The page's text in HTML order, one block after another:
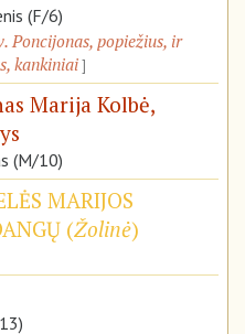
(F/6)
Poncijonas, popiežius, ir
kankiniai
Marija Kolbė,
(M/10)
MARIJOS
(Žolinė)